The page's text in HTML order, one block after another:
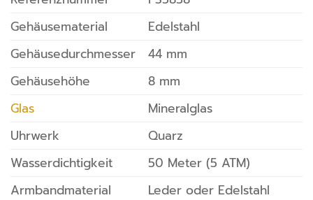
Gehäusematerial
Edelstahl
Gehäusedurchmesser
44 mm
Gehäusehöhe
8 mm
Glas
Mineralglas
Uhrwerk
Quarz
Wasserdichtigkeit
50 Meter (5 ATM)
Armbandmaterial
Leder oder Edelstahl